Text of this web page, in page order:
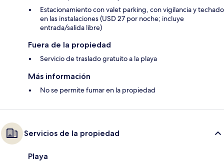
Estacionamiento con valet parking, con vigilancia y techado
en las instalaciones (USD 27 por noche; incluye
entrada/salida libre)
Fuera de la propiedad
Servicio de traslado gratuito a la playa
Más información
No se permite fumar en la propiedad
Servicios de la propiedad
Playa